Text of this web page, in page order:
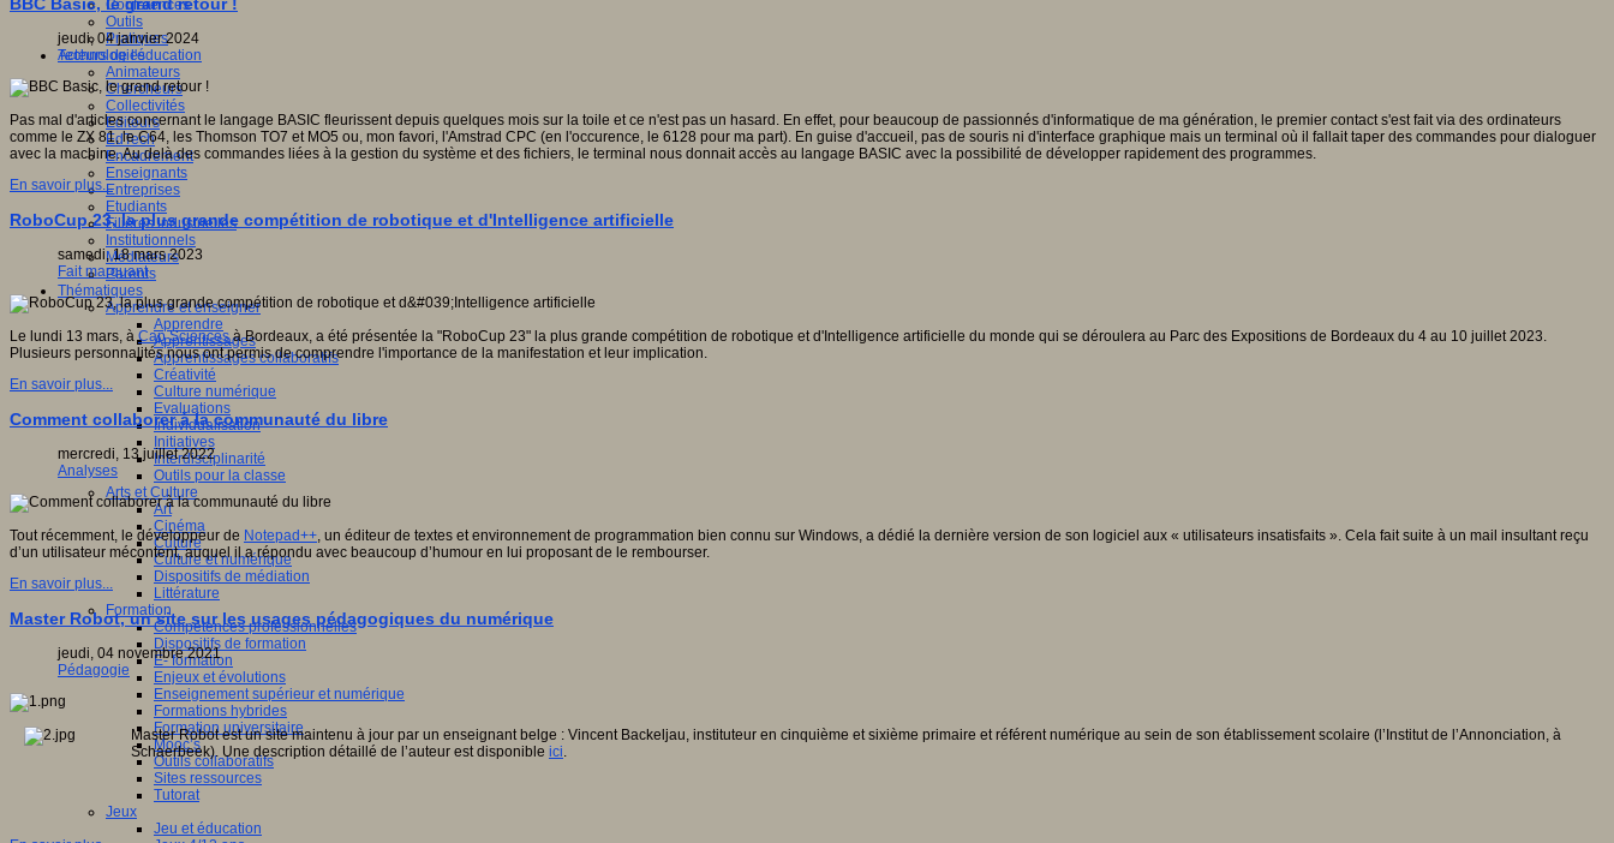
Conférences
Outils
Pratiques
Acteurs de l'éducation
Animateurs
Chercheurs
Collectivités
Editeurs
EdTech
Encadrement
Enseignants
Entreprises
Etudiants
Filières industrielles
Institutionnels
Médiateurs
Parents
Thématiques
Apprendre et enseigner
Apprendre
Apprentissages
Apprentissages collaboratifs
Créativité
Culture numérique
Evaluations
Individualisation
Initiatives
Interdisciplinarité
Outils pour la classe
Arts et Culture
Art
Cinéma
Culture
Culture et numérique
Dispositifs de médiation
Littérature
Formation
Compétences professionnelles
Dispositifs de formation
E- formation
Enjeux et évolutions
Enseignement supérieur et numérique
Formations hybrides
Formation universitaire
Mooc’s
Outils collaboratifs
Sites ressources
Tutorat
Jeux
Jeu et éducation
jeudi, 04 janvier 2024
Technologies
Pas mal d'articles concernant le langage BASIC fleurissent depuis quelques mois sur la toile et ce n'est pas un hasard. En effet, pour beaucoup de passionnés d'informatique de ma génération, le premier contact s'est fait via des ordinateurs
comme le ZX 81, le C64, les Thomson TO7 et MO5 ou, mon favori, l'Amstrad CPC (en l'occurence, le 6128 pour ma part). En guise d'accueil, pas de souris ni d'interface graphique mais un terminal où il fallait taper des commandes pour dialoguer
avec la machine. Au delà des commandes liées à la gestion du système et des fichiers, le terminal nous donnait accès au langage BASIC avec la possibilité de développer rapidement des programmes.
En savoir plus...
RoboCup 23, la plus grande compétition de robotique et d'Intelligence artificielle
samedi, 18 mars 2023
Fait marquant
Le lundi 13 mars, àCap Sciencesà Bordeaux, a été présentée la "RoboCup 23" la plus grande compétition de robotique et d'Intelligence artificielle du monde qui se déroulera au Parc des Expositions de Bordeaux du 4 au 10 juillet 2023.
Plusieurs personnalités nous ont permis de comprendre l'importance de la manifestation et leur implication.
En savoir plus...
Comment collaborer à la communauté du libre
mercredi, 13 juillet 2022
Analyses
Tout récemment, le développeur de Notepad++, un éditeur de textes et environnement de programmation bien connu sur Windows, a dédié la dernière version de son logiciel aux « utilisateurs insatisfaits ». Cela fait suite à un mail insultant reçu
d’un utilisateur mécontent, auquel il a répondu avec beaucoup d’humour en lui proposant de le rembourser.
En savoir plus...
Master Robot, un site sur les usages pédagogiques du numérique
jeudi, 04 novembre 2021
Pédagogie
Master Robot est un site maintenu à jour par un enseignant belge : Vincent Backeljau, instituteur en cinquième et sixième primaire et référent numérique au sein de son établissement scolaire (l’Institut de l’Annonciation, à
Schaerbeek). Une description détaillé de l’auteur est disponible ici.